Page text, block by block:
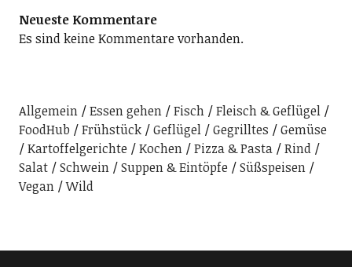
Neueste Kommentare
Es sind keine Kommentare vorhanden.
Allgemein Essen gehen Fisch
Fleisch & Geflügel
FoodHub
Frühstück Geflügel Gegrilltes
Gemüse
Kartoffelgerichte
Kochen Pizza & Pasta
Rind
Salat
Schwein Suppen & Eintöpfe
Süßspeisen
Vegan
Wild